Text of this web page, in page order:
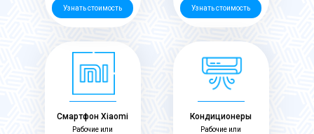
Рабочие или
Смартфон Xiaomi
Узнать стоимость
Кондиционеры
Рабочие или
Узнать стоимость